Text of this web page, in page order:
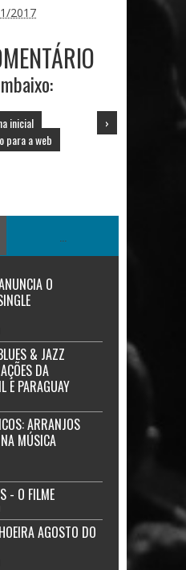
2017
›
inicial
para a web
O
& JAZZ
DA
E PARAGUAY
ARRANJOS
MÚSICA
- O FILME
AGOSTO DO